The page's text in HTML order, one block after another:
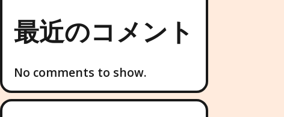
最近のコメント
No comments to show.